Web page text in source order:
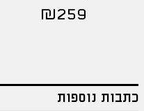
₪259
כתבות נוספות